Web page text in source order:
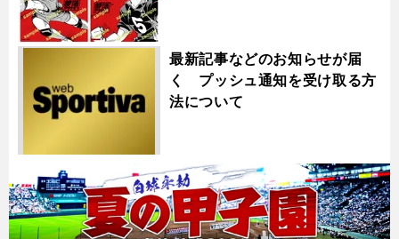
最新記事などのお知らせが届
く プッシュ通知を受け取る方
法について